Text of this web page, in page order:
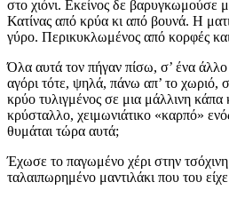
στο χιόνι. Εκείνος δε βαρυγκωμούσε
Κατίνας από κρύα κι από βουνά. Η
γύρο. Περικυκλωμένος από κορφές
Όλα αυτά τον πήγαν πίσω, σ’ ένα
αγόρι τότε, ψηλά, πάνω απ’ το χωριό,
κρύο τυλιγμένος σε μια μάλλινη κάπα
κρύσταλλο, χειμωνιάτικο «καρπό»
θυμάται τώρα αυτά;
Έχωσε το παγωμένο χέρι στην
ταλαιπωρημένο μαντιλάκι που του είχε